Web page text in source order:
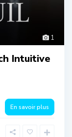
1
Intuitive
En savoir plus